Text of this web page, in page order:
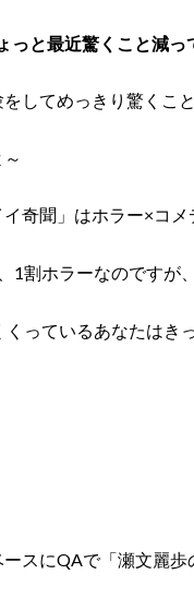
っと最近驚くこと減っ
してめっきり驚くこ
奇聞」はホラー×コメ
1割ホラーなのです
っているあなたはき
スにQAで「瀬文麗